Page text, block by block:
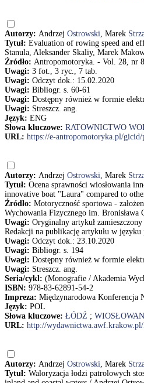
Autorzy: Andrzej Ostrowski, Marek
Tytuł: Evaluation of rowing speed and
Stanula, Aleksander Skaliy, Marek
Źródło: Antropomotoryka. - Vol. 28, nr
Uwagi: 3 fot., 3 ryc., 7 tab.
Uwagi: Odczyt dok.: 15.02.2020
Uwagi: Bibliogr. s. 60-61
Uwagi: Dostępny również w formie
Uwagi: Streszcz. ang.
Język: ENG
Słowa kluczowe: RATOWNICTWO
URL: https://e-antropomotoryka.pl/
Autorzy: Andrzej Ostrowski, Marek
Tytuł: Ocena sprawności wiosłowania
innovative boat "Laura" compared to
Źródło: Motoryczność sportowa -
Wychowania Fizycznego im.
Uwagi: Oryginalny artykuł
Redakcji na publikację artykułu w języku
Uwagi: Odczyt dok.: 23.10.2020
Uwagi: Bibliogr. s. 194
Uwagi: Dostępny również w formie
Uwagi: Streszcz. ang.
Seria/cykl: (Monografie / Akademia
ISBN: 978-83-62891-54-2
Impreza: Międzynarodowa Konferencja
Język: POL
Słowa kluczowe: ŁÓDŹ ;
URL: http://
Autorzy: Andrzej Ostrowski, Marek
Tytuł: Waloryzacja łodzi patrolowych